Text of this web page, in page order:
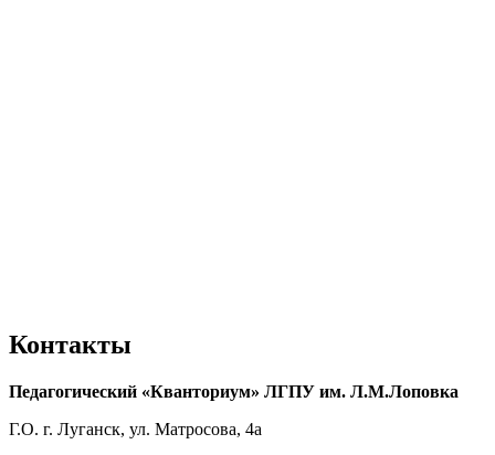
Контакты
Педагогический «Кванториум» ЛГПУ им. Л.М.Лоповка
Г.О. г. Луганск, ул. Матросова, 4а